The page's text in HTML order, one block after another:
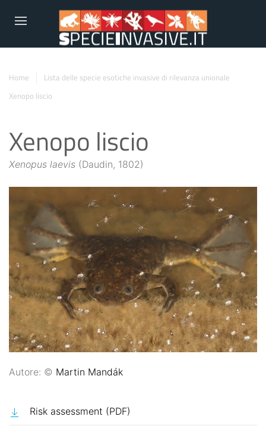
Home
Lista delle specie esotiche invasive di rilevanza unionale
Xenopo liscio
Xenopo liscio
Xenopus laevis (Daudin, 1802)
Autore: © Martin Mandák
Risk assessment (PDF)